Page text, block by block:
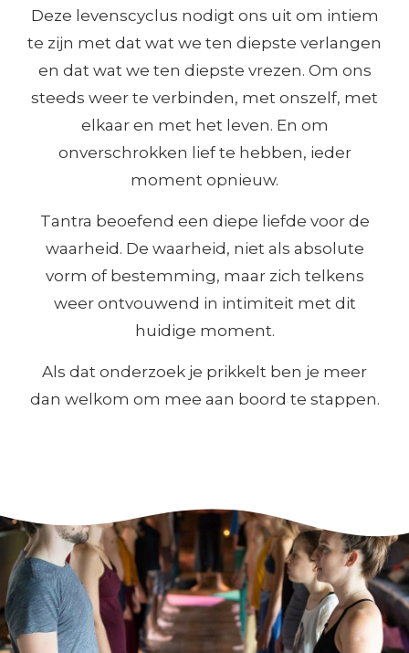
Deze levenscyclus nodigt ons uit om intiem
te zijn met dat wat we ten diepste verlangen
en dat wat we ten diepste vrezen. Om ons
steeds weer te verbinden, met onszelf, met
elkaar en met het leven. En om
onverschrokken lief te hebben, ieder
moment opnieuw.
Tantra beoefend een diepe liefde voor de
waarheid. De waarheid, niet als absolute
vorm of bestemming, maar zich telkens
weer ontvouwend in intimiteit met dit
huidige moment.
Als dat onderzoek je prikkelt ben je meer
dan welkom om mee aan boord te stappen.